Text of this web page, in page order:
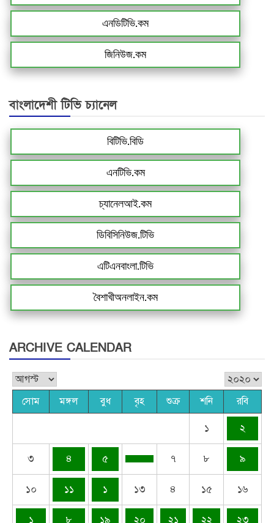
এনডিটিভি.কম
জিনিউজ.কম
বাংলাদেশী টিভি চ্যানেল
বিটিভি.বিডি
এনটিভি.কম
চ্যানেলআই.কম
ডিবিসিনিউজ.টিভি
এটিএনবাংলা.টিভি
বৈশাখীঅনলাইন.কম
ARCHIVE CALENDAR
সোম মঙ্গল বুধ বৃহ শুক্র শনি রবি
১ ২
৩ ৪ ৫ ৭ ৮ ৯
১০ ১১ ১ ১৩ ৪ ১৫ ১৬
১ ৮ ১৯ ২০ ২১ ২২ ২৩